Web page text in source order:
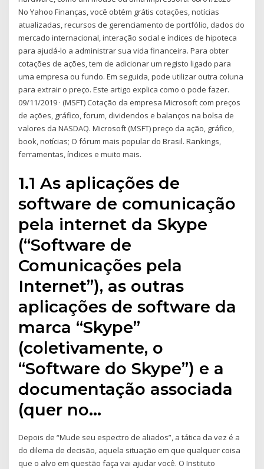
No Yahoo Finanças, você obtém grátis cotações, notícias
atualizadas, recursos de gerenciamento de portfólio, dados do
mercado internacional, interação social e índices de hipoteca
para ajudá-lo a administrar sua vida financeira. Para obter
cotações de ações, tem de adicionar um registo ligado para
uma empresa ou fundo. Em seguida, pode utilizar outra coluna
para extrair o preço. Este artigo explica como o pode fazer.
09/11/2019 · (MSFT) Cotação da empresa Microsoft com preços
de ações, gráfico, forum, dividendos e balanços na bolsa de
valores da NASDAQ. Microsoft (MSFT) preço da ação, gráfico,
book, notícias; O fórum mais popular do Brasil. Rankings,
ferramentas, índices e muito mais.
1.1 As aplicações de
software de comunicação
pela internet da Skype
(“Software de
Comunicações pela
Internet”), as outras
aplicações de software da
marca “Skype”
(coletivamente, o
“Software do Skype”) e a
documentação associada
(quer no…
Depois de “Mude seu espectro de aliados”, a tática da vez é a
do dilema de decisão, aquela situação em que qualquer coisa
que o alvo em questão faça vai ajudar você. O Instituto